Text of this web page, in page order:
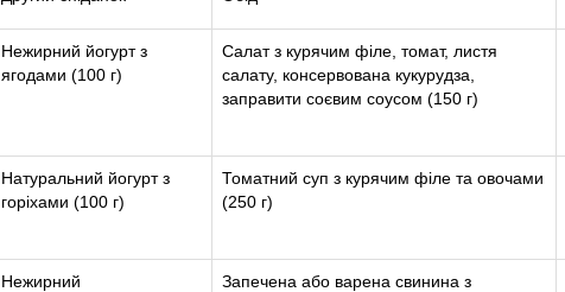
Нежирний йогурт з
ягодами (100 г)
Салат з курячим філе, томат, листя
салату, консервована кукурудза,
заправити соєвим соусом (150 г)
Натуральний йогурт з
горіхами (100 г)
Томатний суп з курячим філе та овочами
(250 г)
Нежирний
Запечена або варена свинина з